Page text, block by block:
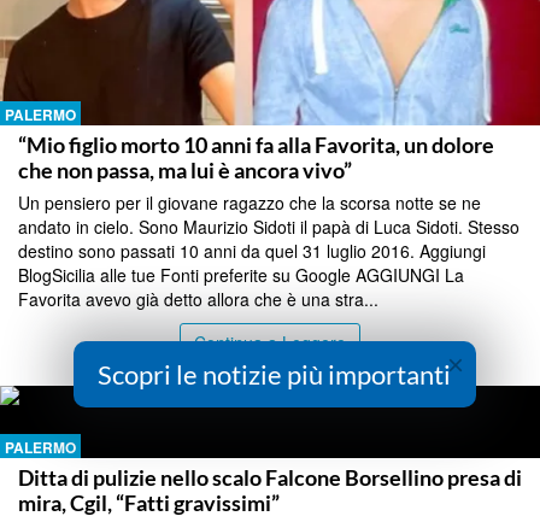
PALERMO
“Mio figlio morto 10 anni fa alla Favorita, un dolore
che non passa, ma lui è ancora vivo”
Un pensiero per il giovane ragazzo che la scorsa notte se ne
andato in cielo. Sono Maurizio Sidoti il papà di Luca Sidoti. Stesso
destino sono passati 10 anni da quel 31 luglio 2016. Aggiungi
BlogSicilia alle tue Fonti preferite su Google AGGIUNGI La
Favorita avevo già detto allora che è una stra...
Continua a Leggere
PALERMO
Ditta di pulizie nello scalo Falcone Borsellino presa di
mira, Cgil, “Fatti gravissimi”
×
Scopri le notizie più importanti